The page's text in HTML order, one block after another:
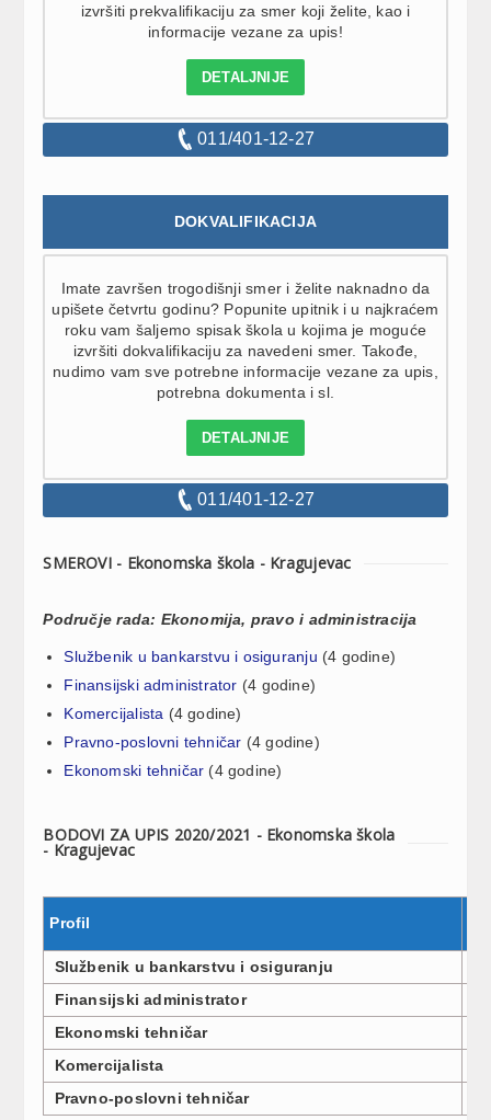
izvršiti prekvalifikaciju za smer koji želite, kao i
informacije vezane za upis!
DETALJNIJE
011/401-12-27
DOKVALIFIKACIJA
Imate završen trogodišnji smer i želite naknadno da
upišete četvrtu godinu? Popunite upitnik i u najkraćem
roku vam šaljemo spisak škola u kojima je moguće
izvršiti dokvalifikaciju za navedeni smer. Takođe,
nudimo vam sve potrebne informacije vezane za upis,
potrebna dokumenta i sl.
DETALJNIJE
011/401-12-27
SMEROVI - Ekonomska škola - Kragujevac
Područje rada: Ekonomija, pravo i administracija
Službenik u bankarstvu i osiguranju (4 godine)
Finansijski administrator (4 godine)
Komercijalista (4 godine)
Pravno-poslovni tehničar (4 godine)
Ekonomski tehničar (4 godine)
BODOVI ZA UPIS 2020/2021 - Ekonomska škola
- Kragujevac
Profil
Službenik u bankarstvu i osiguranju
Finansijski administrator
Ekonomski tehničar
Komercijalista
Pravno-poslovni tehničar